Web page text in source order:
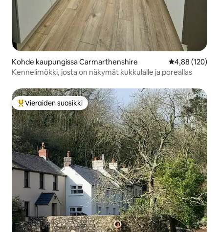
Kohde kaupungissa Carmarthenshire
4,88 (120)
Kennelimökki, josta on näkymät kukkulalle ja poreallas
Vieraiden suosikkien parhaimmistoa
Vieraiden suosikki